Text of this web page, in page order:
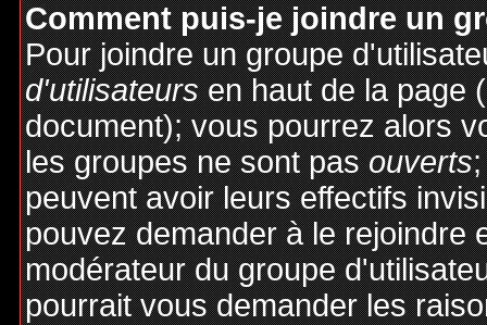
Comment puis-je joindre un
Pour joindre un groupe
d'utilisateursen haut de la page
document); vous pourrez alors
les groupes ne sont pasouverts
peuvent avoir leurs effectifs
pouvez demander à le rejoindre
modérateur du groupe
pourrait vous demander les